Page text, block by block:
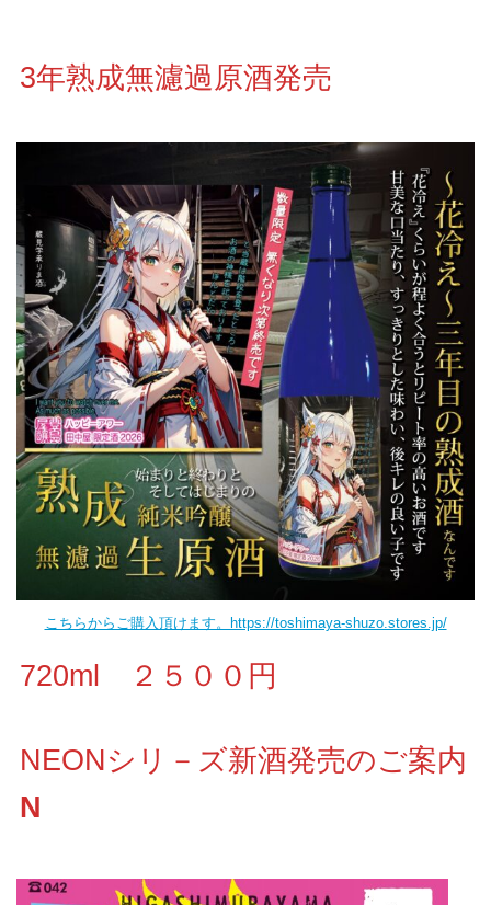
3年熟成無濾過原酒発売
こちらからご購入頂けます。https://toshimaya-shuzo.stores.jp/
720ml ２５００円
NEONシリ－ズ新酒発売のご案内
N